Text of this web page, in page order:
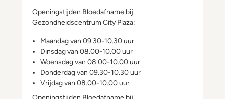
Openingstijden Bloedafname bij
Gezondheidscentrum City Plaza:
Maandag van 09.30-10.30 uur
Dinsdag van 08.00-10.00 uur
Woensdag van 08.00-10.00 uur
Donderdag van 09.30-10.30 uur
Vrijdag van 08.00-10.00 uur